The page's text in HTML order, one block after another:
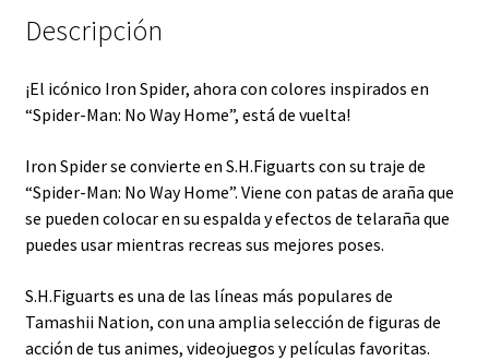
Descripción
¡El icónico Iron Spider, ahora con colores inspirados en
“Spider-Man: No Way Home”, está de vuelta!
Iron Spider se convierte en S.H.Figuarts con su traje de
“Spider-Man: No Way Home”. Viene con patas de araña que
se pueden colocar en su espalda y efectos de telaraña que
puedes usar mientras recreas sus mejores poses.
S.H.Figuarts es una de las líneas más populares de
Tamashii Nation, con una amplia selección de figuras de
acción de tus animes, videojuegos y películas favoritas.